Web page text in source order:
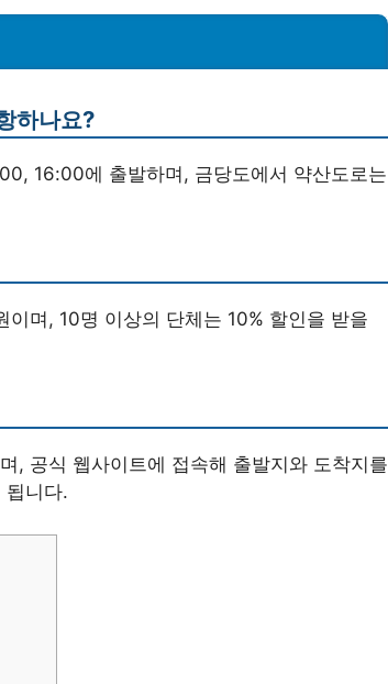
하나요?
16:00에 출발하며, 금당도에서 약산도로는
며, 10명 이상의 단체는 10% 할인을 받을
, 공식 웹사이트에 접속해 출발지와 도착지를
됩니다.